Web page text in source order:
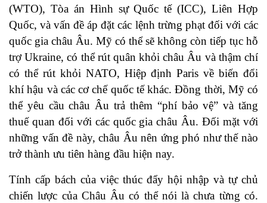
(WTO), Tòa án Hình sự Quốc tế (ICC), Liên Hợp
Quốc, và vấn đề áp đặt các lệnh trừng phạt đối với các
quốc gia châu Âu. Mỹ có thể sẽ không còn tiếp tục hỗ
trợ Ukraine, có thể rút quân khỏi châu Âu và thậm chí
có thể rút khỏi NATO, Hiệp định Paris về biến đổi
khí hậu và các cơ chế quốc tế khác. Đồng thời, Mỹ có
thể yêu cầu châu Âu trả thêm “phí bảo vệ” và tăng
thuế quan đối với các quốc gia châu Âu. Đối mặt với
những vấn đề này, châu Âu nên ứng phó như thế nào
trở thành ưu tiên hàng đầu hiện nay.
Tính cấp bách của việc thúc đẩy hội nhập và tự chủ
chiến lược của Châu Âu có thể nói là chưa từng có.